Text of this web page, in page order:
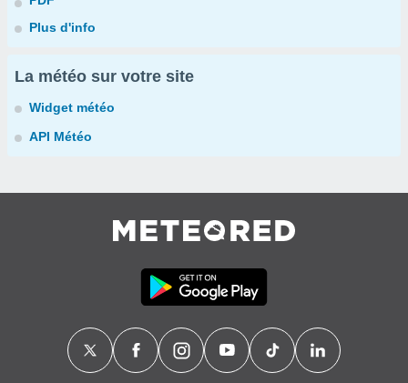
Plus d'info
La météo sur votre site
Widget météo
API Météo